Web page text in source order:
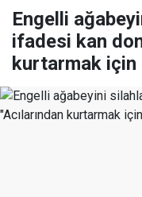
Engelli
ifadesi kan
kurtarmak için